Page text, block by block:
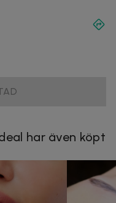
har även köpt